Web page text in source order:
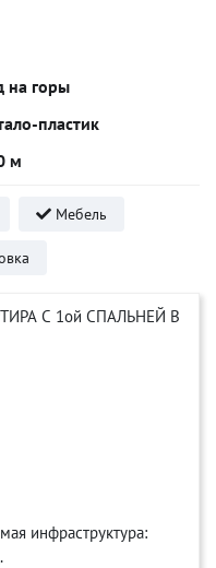
на горы
пластик
м
Мебель
С 1ой СПАЛЬНЕЙ В
инфраструктура: